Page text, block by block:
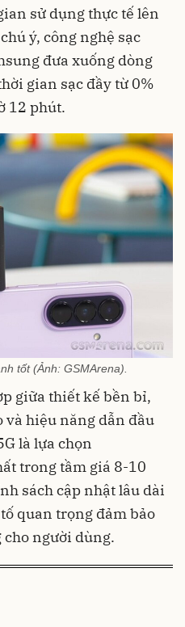
sử dụng thực tế lên
ý, công nghệ sạc
đưa xuống dòng
gian sạc đầy từ 0%
12 phút.
tốt (Ảnh: GSMArena).
giữa thiết kế bền bỉ,
và hiệu năng dẫn đầu
là lựa chọn
trong tầm giá 8-10
sách cập nhật lâu dài
quan trọng đảm bảo
người dùng.